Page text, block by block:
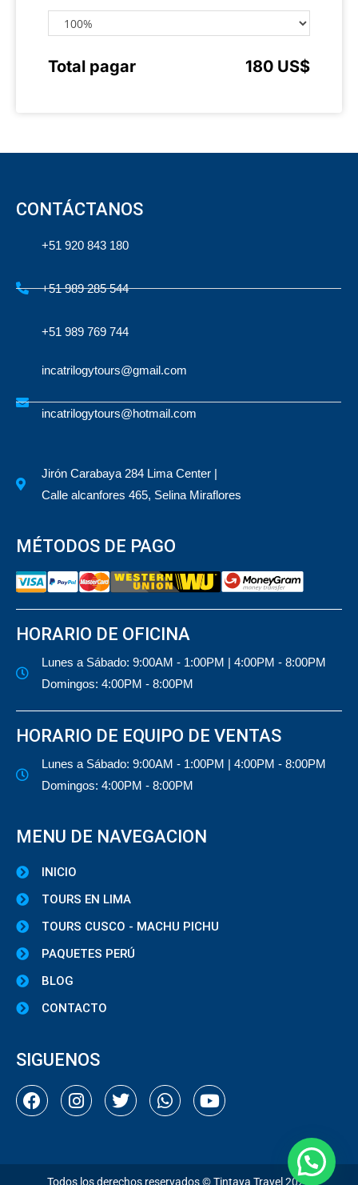
Total pagar 180 US$
CONTÁCTANOS
+51 920 843 180
+51 989 285 544
+51 989 769 744
incatrilogytours@gmail.com
incatrilogytours@hotmail.com
Jirón Carabaya 284 Lima Center |
Calle alcanfores 465, Selina Miraflores
MÉTODOS DE PAGO
HORARIO DE OFICINA
Lunes a Sábado: 9:00AM - 1:00PM | 4:00PM - 8:00PM
Domingos: 4:00PM - 8:00PM
HORARIO DE EQUIPO DE VENTAS
Lunes a Sábado: 9:00AM - 1:00PM | 4:00PM - 8:00PM
Domingos: 4:00PM - 8:00PM
MENU DE NAVEGACION
INICIO
TOURS EN LIMA
TOURS CUSCO - MACHU PICHU
PAQUETES PERÚ
BLOG
CONTACTO
SIGUENOS
Todos los derechos reservados © Tintaya Travel 2022